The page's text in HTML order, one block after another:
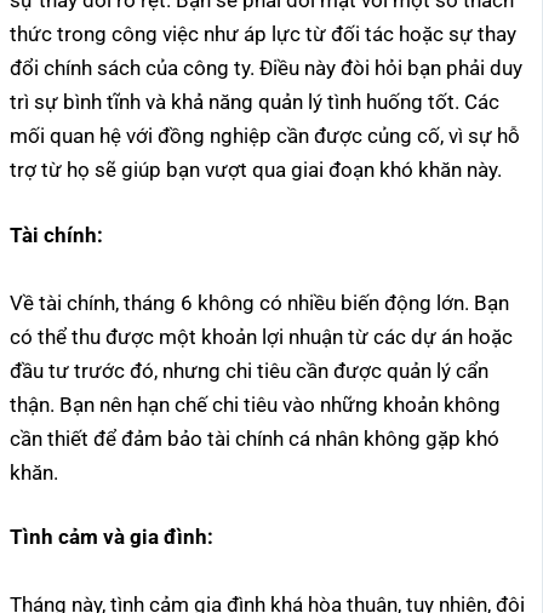
thức trong công việc như áp lực từ đối tác hoặc sự thay
đổi chính sách của công ty. Điều này đòi hỏi bạn phải duy
trì sự bình tĩnh và khả năng quản lý tình huống tốt. Các
mối quan hệ với đồng nghiệp cần được củng cố, vì sự hỗ
trợ từ họ sẽ giúp bạn vượt qua giai đoạn khó khăn này.
Tài chính:
Về tài chính, tháng 6 không có nhiều biến động lớn. Bạn
có thể thu được một khoản lợi nhuận từ các dự án hoặc
đầu tư trước đó, nhưng chi tiêu cần được quản lý cẩn
thận. Bạn nên hạn chế chi tiêu vào những khoản không
cần thiết để đảm bảo tài chính cá nhân không gặp khó
khăn.
Tình cảm và gia đình:
Tháng này, tình cảm gia đình khá hòa thuận, tuy nhiên, đôi